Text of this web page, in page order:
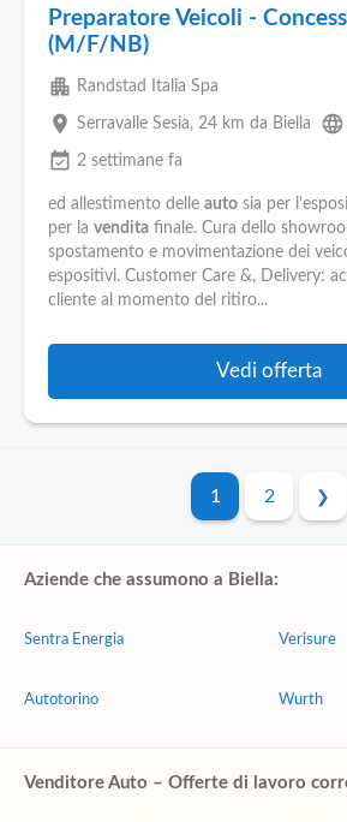
Preparatore Veicoli -
(M/F/NB)
apartment Randstad Italia Spa
place Serravalle Sesia, 24 km da Biella language
event_available 2 settimane fa
ed allestimento delle auto sia per
per la vendita finale. Cura dello
spostamento e movimentazione dei
espositivi. Customer Care &, Delivery:
cliente al momento del ritiro...
Vedi offerta
1 2
Aziende che assumono a Biella:
Sentra Energia
Autotorino
Verisure
Wurth
Venditore Auto – Offerte di lavoro